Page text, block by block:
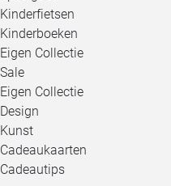
Kinderfietsen
Kinderboeken
Eigen Collectie
Sale
Eigen Collectie
Design
Kunst
Cadeaukaarten
Cadeautips